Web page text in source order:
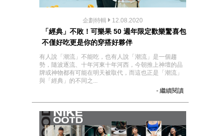
企劃特輯 12.08.2020
「經典」不敗！可樂果 50 週年限定歡樂驚喜包
不僅好吃更是你的穿搭好夥伴
有人說「潮流」不能吃，也有人說「潮流」是一個趨
勢，隨波逐流、十年河東十年河西，今朝推上神壇的品
牌或神物都有可能在明天被取代，而這也正是「潮流」
與「經典」的不同之...
- 繼續閱讀